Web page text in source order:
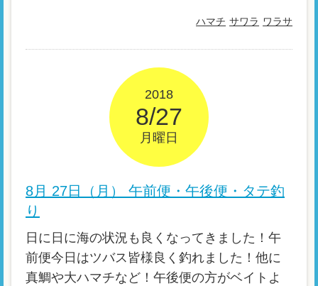
ハマチ サワラ ワラサ
2018
8/27
月曜日
8月 27日（月） 午前便・午後便・タテ釣
り
日に日に海の状況も良くなってきました！午
前便今日はツバス皆様良く釣れました！他に
真鯛や大ハマチなど！午後便の方がベイトよ